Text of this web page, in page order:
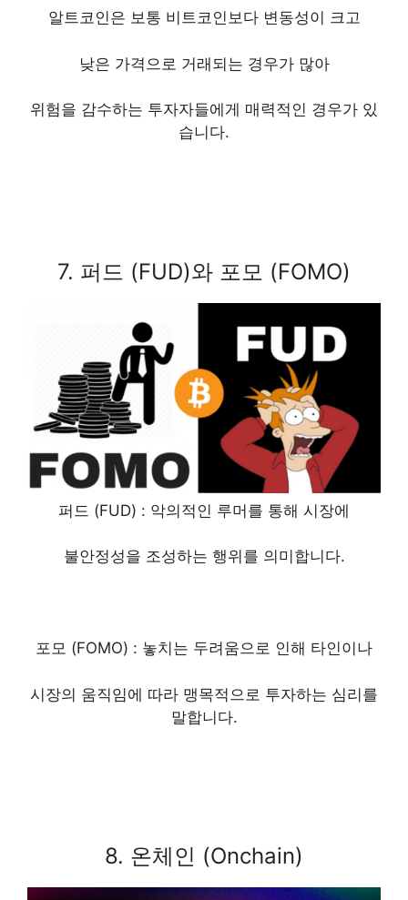
알트코인은 보통 비트코인보다 변동성이 크고
낮은 가격으로 거래되는 경우가 많아
위험을 감수하는 투자자들에게 매력적인 경우가 있
습니다.
7. 퍼드 (FUD)와 포모 (FOMO)
퍼드 (FUD) : 악의적인 루머를 통해 시장에
불안정성을 조성하는 행위를 의미합니다.
포모 (FOMO) : 놓치는 두려움으로 인해 타인이나
시장의 움직임에 따라 맹목적으로 투자하는 심리를
말합니다.
8. 온체인 (Onchain)